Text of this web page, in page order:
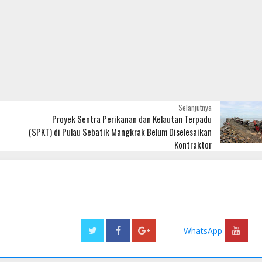
Gusril Alizar Jabat Ketua Ranting
PPM Kecamatan Bengkong
Benny Tjokro Harus Bayar
Pengganti Rp 6 T
Oktober 27 2020
Selanjutnya
Proyek Sentra Perikanan dan Kelautan Terpadu
(SPKT) di Pulau Sebatik Mangkrak Belum Diselesaikan
Kontraktor
WhatsApp